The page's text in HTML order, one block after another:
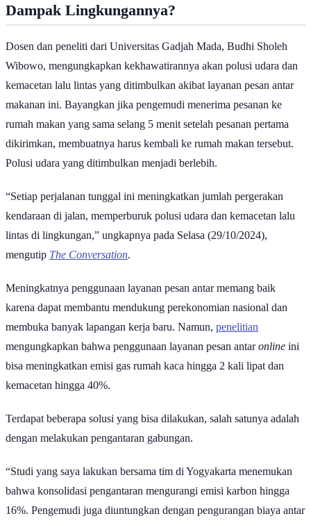
Dampak Lingkungannya?
Dosen dan peneliti dari Universitas Gadjah Mada, Budhi Sholeh
Wibowo, mengungkapkan kekhawatirannya akan polusi udara dan
kemacetan lalu lintas yang ditimbulkan akibat layanan pesan antar
makanan ini. Bayangkan jika pengemudi menerima pesanan ke
rumah makan yang sama selang 5 menit setelah pesanan pertama
dikirimkan, membuatnya harus kembali ke rumah makan tersebut.
Polusi udara yang ditimbulkan menjadi berlebih.
“Setiap perjalanan tunggal ini meningkatkan jumlah pergerakan
kendaraan di jalan, memperburuk polusi udara dan kemacetan lalu
lintas di lingkungan,” ungkapnya pada Selasa (29/10/2024),
mengutip The Conversation.
Meningkatnya penggunaan layanan pesan antar memang baik
karena dapat membantu mendukung perekonomian nasional dan
membuka banyak lapangan kerja baru. Namun, penelitian
mengungkapkan bahwa penggunaan layanan pesan antaronline ini
bisa meningkatkan emisi gas rumah kaca hingga 2 kali lipat dan
kemacetan hingga 40%.
Terdapat beberapa solusi yang bisa dilakukan, salah satunya adalah
dengan melakukan pengantaran gabungan.
“Studi yang saya lakukan bersama tim di Yogyakarta menemukan
bahwa konsolidasi pengantaran mengurangi emisi karbon hingga
16%. Pengemudi juga diuntungkan dengan pengurangan biaya antar